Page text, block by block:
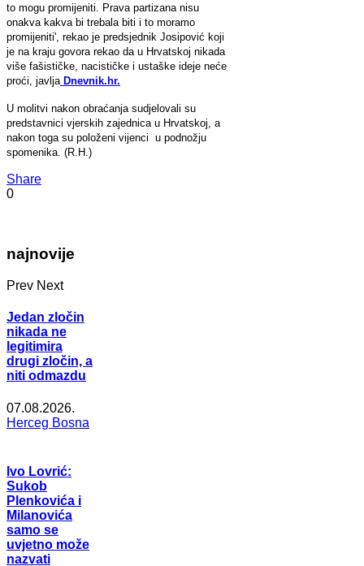
to mogu promijeniti. Prava partizana nisu
onakva kakva bi trebala biti i to moramo
promijeniti', rekao je predsjednik Josipović koji
je na kraju govora rekao da u Hrvatskoj nikada
više fašističke, nacističke i ustaške ideje neće
proći, javlja Dnevnik.hr.
U molitvi nakon obraćanja sudjelovali su
predstavnici vjerskih zajednica u Hrvatskoj, a
nakon toga su položeni vijenci u podnožju
spomenika. (R.H.)
Share
0
najnovije
Prev Next
Jedan zločin
nikada ne
legitimira
drugi zločin, a
niti odmazdu
07.08.2026.
Herceg Bosna
Ivo Lovrić:
Sukob
Plenkovića i
Milanovića
samo se
uvjetno može
nazvati